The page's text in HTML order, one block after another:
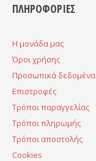
ΠΛΗΡΟΦΟΡΙΕΣ
H μονάδα μας
Όροι χρήσης
Προσωπικά δεδομένα
Επιστροφές
Τρόποι παραγγελίας
Τρόποι πληρωμής
Τρόποι αποστολής
Cookies